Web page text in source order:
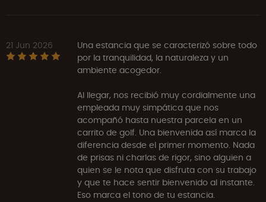
21 Jun 2026
Una estancia que se caracterizó sobre todo
por la tranquilidad, la naturaleza y un
ambiente acogedor.
Al llegar, nos recibió muy cordialmente una
empleada muy simpática que nos
acompañó hasta nuestra parcela en un
carrito de golf. Una bienvenida así marca la
diferencia desde el primer momento. Nada
de prisas ni charlas de rigor, sino alguien a
quien se le nota que disfruta con su trabajo
y que te hace sentir bienvenido al instante.
Eso marca el tono de tu estancia.